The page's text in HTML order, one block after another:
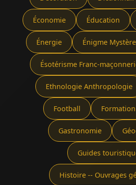
Économie Éducation
Énergie Énigme Mystère
Ésotérisme Franc-
Ethnologie Anthropologie
Football
Gastronomie
Guides
Histoire -- Ouvrages